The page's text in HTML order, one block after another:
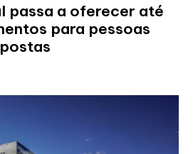
passa a oferecer até
para pessoas